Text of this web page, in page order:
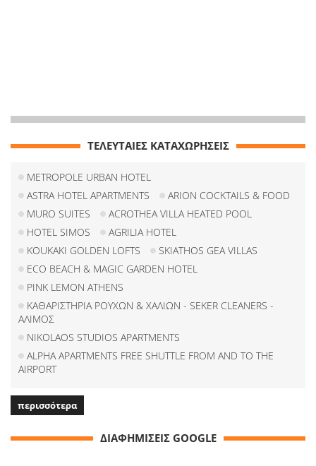
ΤΕΛΕΥΤΑΙΕΣ ΚΑΤΑΧΩΡΗΣΕΙΣ
METROPOLE URBAN HOTEL
ASTRA HOTEL APARTMENTS
ARION COCKTAILS & FOOD
MURO SUITES
ACROTHEA VILLA HEATED POOL
HOTEL SIMOS
AGRILIA HOTEL
KOUKAKI GOLDEN LOFTS
SKIATHOS GEA VILLAS
ECO BEACH & MAGIC GARDEN HOTEL
PINK LEMON ATHENS
ΚΑΘΑΡΙΣΤΗΡΙΑ ΡΟΥΧΩΝ & ΧΑΛΙΩΝ - SEKER CLEANERS -
ΑΛΙΜΟΣ
NIKOLAOS STUDIOS APARTMENTS
ALPHA APARTMENTS FREE SHUTTLE FROM AND TO THE
AIRPORT
περισσότερα
ΔΙΑΦΗΜΙΣΕΙΣ GOOGLE